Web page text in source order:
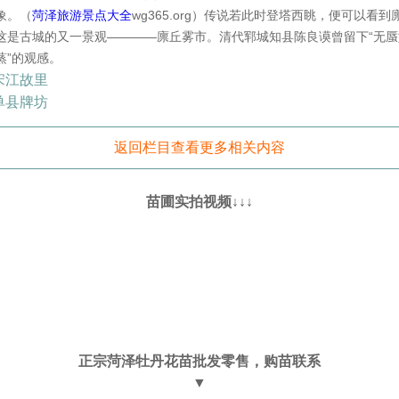
。（菏泽旅游景点大全wg365.org）传说若此时登塔西眺，便可以看到
是古城的又一景观————廪丘雾市。清代郓城知县陈良谟曾留下“无蜃
的观感。
江故里
县牌坊
返回栏目查看更多相关内容
苗圃实拍视频↓↓↓
正宗菏泽牡丹花苗批发零售，购苗联系
▼